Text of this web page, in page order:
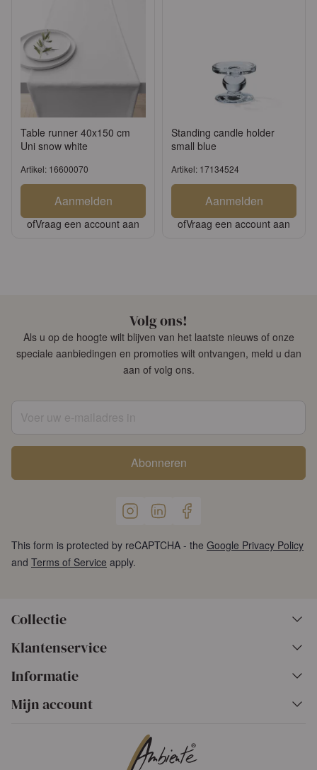
Table runner 40x150 cm
Uni snow white
Artikel: 16600070
Aanmelden
ofVraag een account aan
Standing candle holder
small blue
Artikel: 17134524
Aanmelden
ofVraag een account aan
Volg ons!
Als u op de hoogte wilt blijven van het laatste nieuws of onze
speciale aanbiedingen en promoties wilt ontvangen, meld u dan
aan of volg ons.
Abonneren
This form is protected by reCAPTCHA - the Google Privacy Policy
and Terms of Service apply.
Collectie
Klantenservice
Informatie
Mijn account